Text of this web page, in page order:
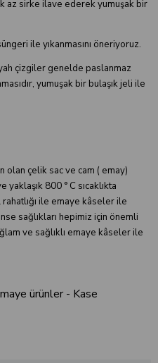
az sirke ilave ederek yumuşak bir
ile yıkanmasını öneriyoruz.
çizgiler genelde paslanmaz
yumuşak bir bulaşık jeli ile
olan çelik sac ve cam ( emay)
800 ° C sıcaklıkta
rahatlığı ile emaye kâseler ile
sağlıkları hepimiz için önemli
ve sağlıklı emaye kâseler ile
ürünler - Kase